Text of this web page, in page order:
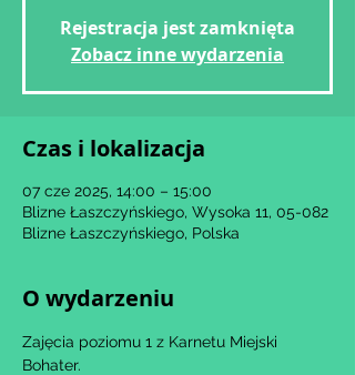
Rejestracja jest zamknięta
Zobacz inne wydarzenia
Czas i lokalizacja
07 cze 2025, 14:00 – 15:00
Blizne Łaszczyńskiego, Wysoka 11, 05-082
Blizne Łaszczyńskiego, Polska
O wydarzeniu
Zajęcia poziomu 1 z Karnetu Miejski
Bohater.